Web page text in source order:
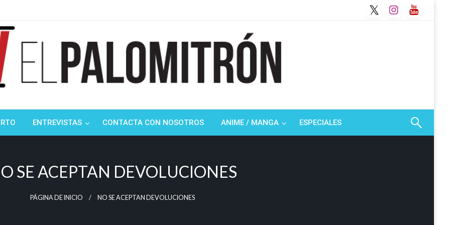
ENTREVISTAS CONTACTA CON NOSOTROS ANIME / MANGA ESPECIALES
SE ACEPTAN DEVOLUCIONES
PÁGINA DE INICIO NO SE ACEPTAN DEVOLUCIONES